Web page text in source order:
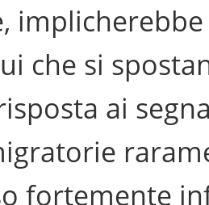
che si
ai
fortemente